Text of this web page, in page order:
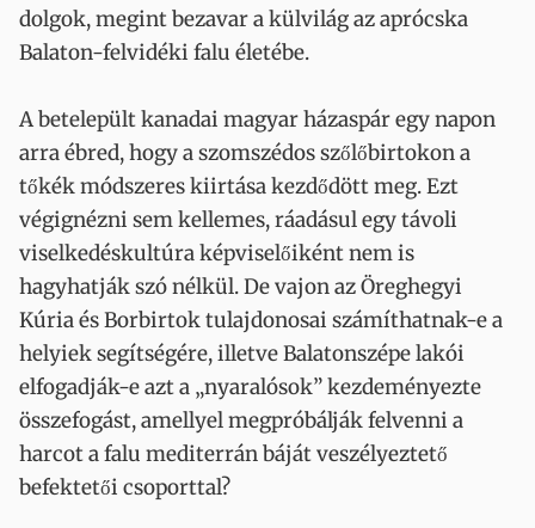
dolgok, megint bezavar a külvilág az aprócska
Balaton-felvidéki falu életébe.
A betelepült kanadai magyar házaspár egy napon
arra ébred, hogy a szomszédos szőlőbirtokon a
tőkék módszeres kiirtása kezdődött meg. Ezt
végignézni sem kellemes, ráadásul egy távoli
viselkedéskultúra képviselőiként nem is
hagyhatják szó nélkül. De vajon az Öreghegyi
Kúria és Borbirtok tulajdonosai számíthatnak-e a
helyiek segítségére, illetve Balatonszépe lakói
elfogadják-e azt a „nyaralósok” kezdeményezte
összefogást, amellyel megpróbálják felvenni a
harcot a falu mediterrán báját veszélyeztető
befektetői csoporttal?